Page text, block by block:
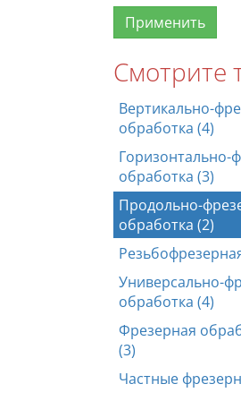
Смотрите
Вертикально-
обработка (4)
Горизонтально-
обработка (3)
Продольно-
обработка (2)
Универсально-
обработка (4)
Фрезерная
(3)
Частные